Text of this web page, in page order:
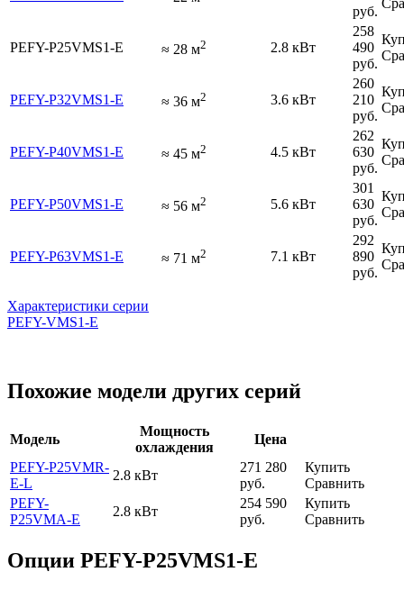
руб.
PEFY-P25VMS1-E ≈ 28 м2 2.8 кВт
258
490
руб.
PEFY-P32VMS1-E ≈ 36 м2 3.6 кВт
260
210
руб.
PEFY-P40VMS1-E ≈ 45 м2 4.5 кВт
262
630
руб.
PEFY-P50VMS1-E ≈ 56 м2 5.6 кВт
301
630
руб.
PEFY-P63VMS1-E ≈ 71 м2 7.1 кВт
292
890
руб.
Характеристики серии
PEFY-VMS1-E
Похожие модели других серий
Модель
Мощность
охлаждения
Цена
PEFY-P25VMR-
E-L
2.8 кВт
271 280
руб.
Купить
Сравнить
PEFY-
P25VMA-E
2.8 кВт
254 590
руб.
Купить
Сравнить
Опции PEFY-P25VMS1-E